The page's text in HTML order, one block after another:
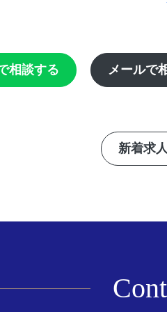
相談する メールで
新着求